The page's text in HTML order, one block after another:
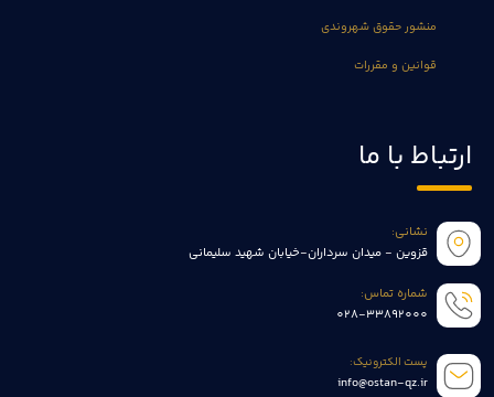
منشور حقوق شهروندی
قوانین و مقررات
ارتباط با ما
نشانی:
قزوین - میدان سرداران-خیابان شهید سلیمانی
شماره تماس:
028-33892000
پست الکترونیک:
info@ostan-qz.ir